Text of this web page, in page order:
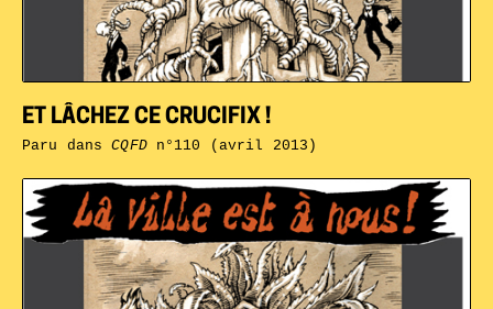
ET LÂCHEZ CE CRUCIFIX !
Paru dansCQFDn°110 (avril 2013)